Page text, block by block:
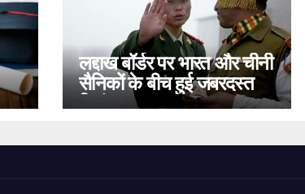
लद्दाख बॉर्डर पर भारत और चीनी
सैनिकों के बीच हुई जबरदस्त
भिड़ंत